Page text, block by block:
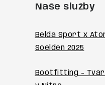
Naše služby
Belda Sport x
Soelden 2025
Bootfitting -